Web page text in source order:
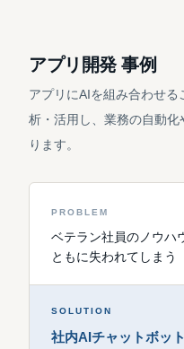
アプリ開発 事例
アプリにAIを組み合わせ
析・活用し、業務の自動
ります。
PROBLEM
ベテラン社員のノウハ
ともに失われてしまう
SOLUTION
社内AIチャットボット